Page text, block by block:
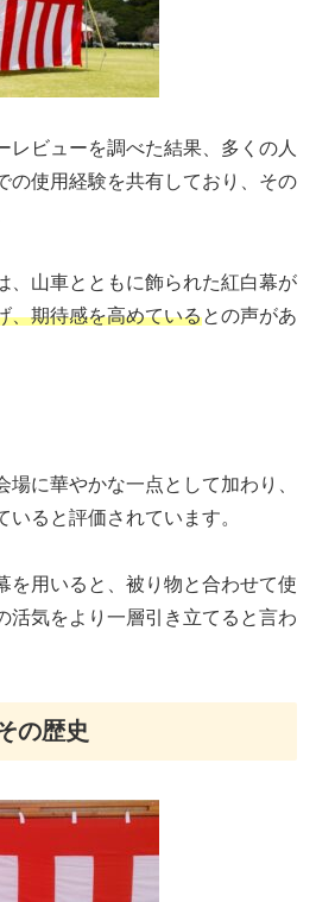
レビューを調べた結果、多くの人
の使用経験を共有しており、その
、山車とともに飾られた紅白幕が
、期待感を高めているとの声があ
に華やかな一点として加わり、
ると評価されています。
を用いると、被り物と合わせて使
活気をより一層引き立てると言わ
の歴史